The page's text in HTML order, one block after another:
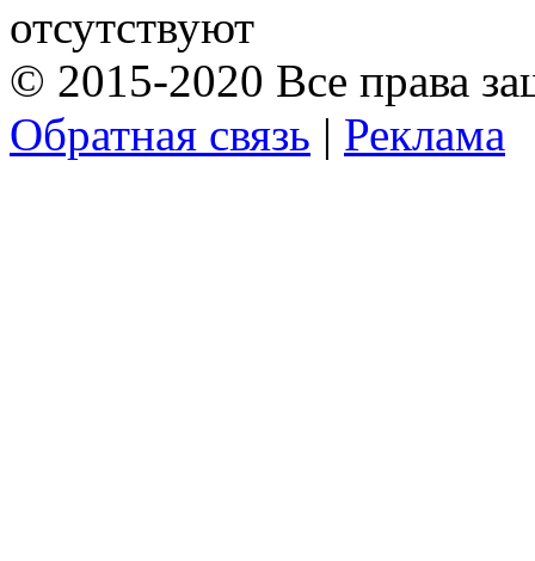
отсутствуют
© 2015-2020 Все права
Обратная связь | Реклама